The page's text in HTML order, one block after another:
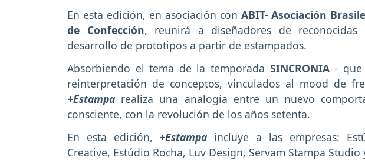
En esta edición, en asociación con ABIT- Asociación
de Confección, reunirá a diseñadores de
desarrollo de prototipos a partir de estampados.
Absorbiendo el tema de la temporada SINCRONIA- que
reinterpretación de conceptos, vinculados al mood de
+Estampa realiza una analogía entre un nuevo
consciente, con la revolución de los años setenta.
En esta edición, +Estampa incluye a las empresas:
Creative, Estúdio Rocha, Luv Design, Servam Stampa Studio